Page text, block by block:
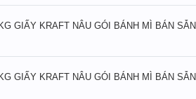
GIẤY KRAFT NÂU GÓI BÁNH MÌ BÁN SẴN
GIẤY KRAFT NÂU GÓI BÁNH MÌ BÁN SẴN